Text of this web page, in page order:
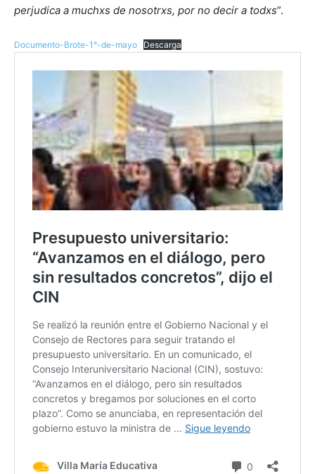
perjudica a muchxs de nosotrxs, por no decir a todxs”.
Documento-Brote-1°-de-mayo Descarga